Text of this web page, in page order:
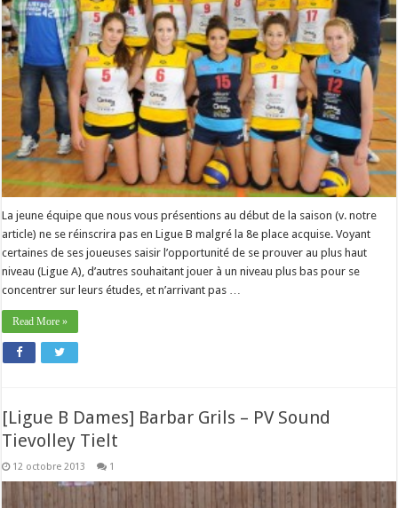
La jeune équipe que nous vous présentions au début de la saison (v. notre
article) ne se réinscrira pas en Ligue B malgré la 8e place acquise. Voyant
certaines de ses joueuses saisir l’opportunité de se prouver au plus haut
niveau (Ligue A), d’autres souhaitant jouer à un niveau plus bas pour se
concentrer sur leurs études, et n’arrivant pas …
Read More »
[Ligue B Dames] Barbar Grils – PV Sound
Tievolley Tielt
12 octobre 2013 1